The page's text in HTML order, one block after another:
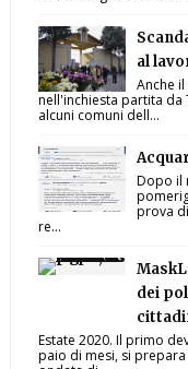
al
Anche
nell'inchiesta partita da
alcuni comuni dell...
Dopo il
prova
re...
dei
Estate 2020. Il primo
paio di mesi, si